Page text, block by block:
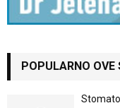
POPULARNO OVE